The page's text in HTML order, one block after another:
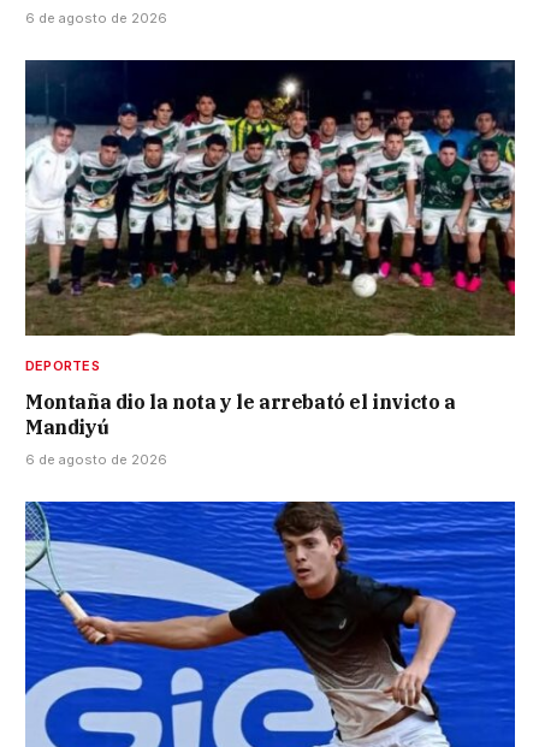
6 de agosto de 2026
DEPORTES
Montaña dio la nota y le arrebató el invicto a
Mandiyú
6 de agosto de 2026